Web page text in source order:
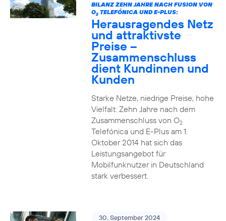
BILANZ ZEHN JAHRE NACH FUSION VON
O2TELEFÓNICA UND E-PLUS:
Herausragendes Netz
und attraktivste
Preise –
Zusammenschluss
dient Kundinnen und
Kunden
Starke Netze, niedrige Preise, hohe
Vielfalt: Zehn Jahre nach dem
Zusammenschluss von O2
Telefónica und E-Plus am 1.
Oktober 2014 hat sich das
Leistungsangebot für
Mobilfunknutzer in Deutschland
stark verbessert.
30. September 2024